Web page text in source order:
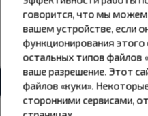
17.03.2026
Спасибо вежливому и
5,0
Сенно - Витебск
Анжела
говорится, что мы можем
вашем устройстве, если
функционирования этого
остальных типов файлов
ваше разрешение. Этот
файлов «куки».
сторонними сервисами,